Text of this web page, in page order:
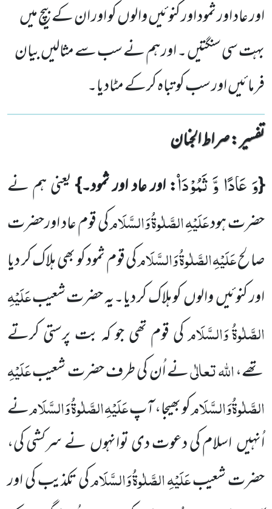
اور عاد اور ثمود اور کنوئیں والوں کو اور ان کے بیچ میں
بہت سی سنگتیں ۔ اور ہم نے سب سے مثالیں بیان
فرمائیں اور سب کو تباہ کرکے مٹادیا۔
تفسیر : ‎صراط الجنان
{وَ عَادًا وَّ ثَمُوْدَاۡ: اور عاد اور ثمود۔}یعنی ہم نے
حضرت ہودعَلَیْہِالصَّلٰوۃُوَالسَّلَامکی قوم عاد اورحضرت
صالحعَلَیْہِالصَّلٰوۃُوَالسَّلَامکی قوم ثمود کو بھی ہلاک کر دیا
اور کنوئیں والوں کو ہلاک کر دیا۔یہ حضرت شعیبعَلَیْہِ
الصَّلٰوۃُوَالسَّلَامکی قوم تھی جو کہ بت پرستی کرتے
تھے،اللہتعالٰینے اُن کی طرف حضرت شعیبعَلَیْہِ
الصَّلٰوۃُوَالسَّلَامکو بھیجا، آپعَلَیْہِالصَّلٰوۃُ وَالسَّلَامنے
اُنہیں اسلام کی دعوت دی توانہوں نے سرکشی کی،
حضرت شعیبعَلَیْہِالصَّلٰوۃُوَالسَّلَامکی تکذیب کی اور